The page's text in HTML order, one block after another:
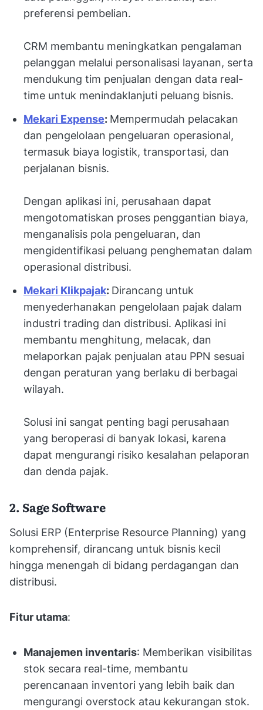
preferensi pembelian.
CRM membantu meningkatkan pengalaman
pelanggan melalui personalisasi layanan, serta
mendukung tim penjualan dengan data real-
time untuk menindaklanjuti peluang bisnis.
Mekari Expense: Mempermudah pelacakan
dan pengelolaan pengeluaran operasional,
termasuk biaya logistik, transportasi, dan
perjalanan bisnis.
Dengan aplikasi ini, perusahaan dapat
mengotomatiskan proses penggantian biaya,
menganalisis pola pengeluaran, dan
mengidentifikasi peluang penghematan dalam
operasional distribusi.
Mekari Klikpajak: Dirancang untuk
menyederhanakan pengelolaan pajak dalam
industri trading dan distribusi. Aplikasi ini
membantu menghitung, melacak, dan
melaporkan pajak penjualan atau PPN sesuai
dengan peraturan yang berlaku di berbagai
wilayah.
Solusi ini sangat penting bagi perusahaan
yang beroperasi di banyak lokasi, karena
dapat mengurangi risiko kesalahan pelaporan
dan denda pajak.
2. Sage Software
Solusi ERP (Enterprise Resource Planning) yang
komprehensif, dirancang untuk bisnis kecil
hingga menengah di bidang perdagangan dan
distribusi.
Fitur utama:
Manajemen inventaris: Memberikan visibilitas
stok secara real-time, membantu
perencanaan inventori yang lebih baik dan
mengurangi overstock atau kekurangan stok.